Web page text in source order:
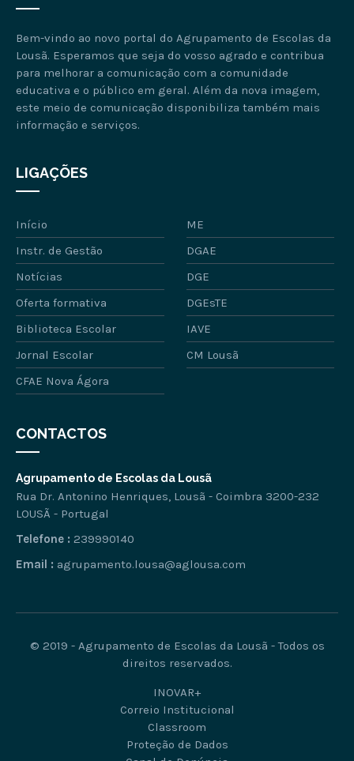
Bem-vindo ao novo portal do Agrupamento de Escolas da
Lousã. Esperamos que seja do vosso agrado e contribua
para melhorar a comunicação com a comunidade
educativa e o público em geral. Além da nova imagem,
este meio de comunicação disponibiliza também mais
informação e serviços.
LIGAÇÕES
Início
ME
Instr. de Gestão
DGAE
Notícias
DGE
Oferta formativa
DGEsTE
Biblioteca Escolar
IAVE
Jornal Escolar
CM Lousã
CFAE Nova Ágora
CONTACTOS
Agrupamento de Escolas da Lousã
Rua Dr. Antonino Henriques, Lousã - Coimbra 3200-232
LOUSÃ - Portugal
Telefone : 239990140
Email : agrupamento.lousa@aglousa.com
© 2019 - Agrupamento de Escolas da Lousã - Todos os
direitos reservados.
INOVAR+
Correio Institucional
Classroom
Proteção de Dados